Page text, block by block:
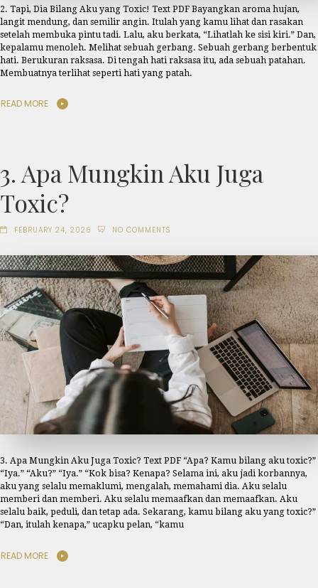
2. Tapi, Dia Bilang Aku yang Toxic! Text PDF Bayangkan aroma hujan,
langit mendung, dan semilir angin. Itulah yang kamu lihat dan rasakan
setelah membuka pintu tadi. Lalu, aku berkata, “Lihatlah ke sisi kiri.” Dan,
kepalamu menoleh. Melihat sebuah gerbang. Sebuah gerbang berbentuk
hati. Berukuran raksasa. Di tengah hati raksasa itu, ada sebuah patahan.
Membuatnya terlihat seperti hati yang patah.
READ MORE
3. Apa Mungkin Aku Juga
Toxic?
FEBRUARY 24, 2026 NO COMMENTS
3. Apa Mungkin Aku Juga Toxic? Text PDF “Apa? Kamu bilang aku toxic?”
“Iya.” “Aku?” “Iya.” “Kok bisa? Kenapa? Selama ini, aku jadi korbannya,
aku yang selalu memaklumi, mengalah, memahami dia. Aku selalu
memberi dan memberi. Aku selalu memaafkan dan memaafkan. Aku
selalu baik, peduli, dan tetap ada. Sekarang, kamu bilang aku yang toxic?”
“Dan, itulah kenapa,” ucapku pelan, “kamu
READ MORE